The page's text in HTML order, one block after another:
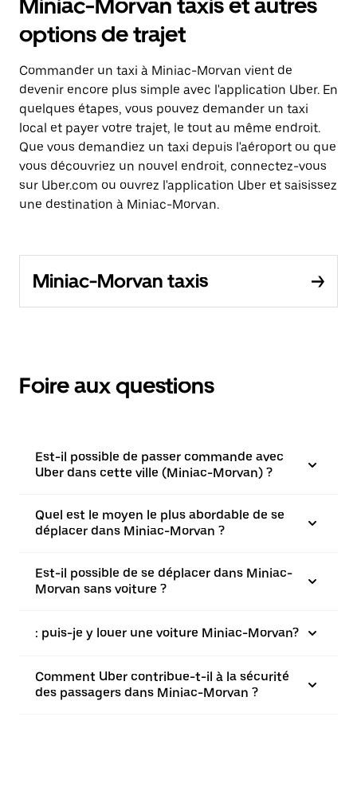
Miniac-Morvan taxis et autres
options de trajet
Commander un taxi à Miniac-Morvan vient de
devenir encore plus simple avec l'application Uber. En
quelques étapes, vous pouvez demander un taxi
local et payer votre trajet, le tout au même endroit.
Que vous demandiez un taxi depuis l'aéroport ou que
vous découvriez un nouvel endroit, connectez-vous
sur Uber.com ou ouvrez l'application Uber et saisissez
une destination à Miniac-Morvan.
Miniac-Morvan taxis
Foire aux questions
Est-il possible de passer commande avec
Uber dans cette ville (Miniac-Morvan) ?
Quel est le moyen le plus abordable de se
déplacer dans Miniac-Morvan ?
Est-il possible de se déplacer dans Miniac-
Morvan sans voiture ?
: puis-je y louer une voiture Miniac-Morvan?
Comment Uber contribue-t-il à la sécurité
des passagers dans Miniac-Morvan ?